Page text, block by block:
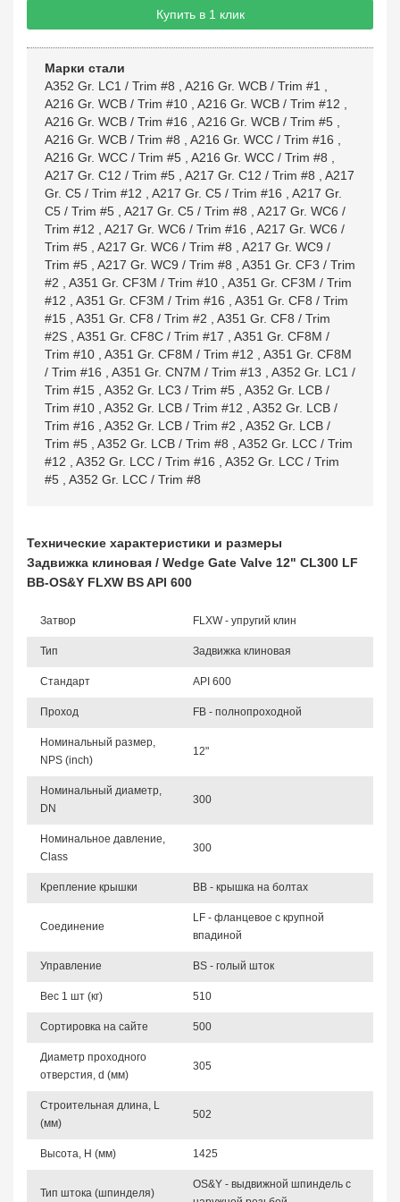
Купить в 1 клик
Марки стали
A352 Gr. LC1 / Trim #8
A216 Gr. WCB / Trim #1
A216 Gr. WCB / Trim #10
A216 Gr. WCB / Trim #12
A216 Gr. WCB / Trim #16
A216 Gr. WCB / Trim #5
A216 Gr. WCB / Trim #8
A216 Gr. WCC / Trim #16
A216 Gr. WCC / Trim #5
A216 Gr. WCC / Trim #8
A217 Gr. C12 / Trim #5
A217 Gr. C12 / Trim #8
A217
Gr. C5 / Trim #12
A217 Gr. C5 / Trim #16
A217 Gr.
C5 / Trim #5
A217 Gr. C5 / Trim #8
A217 Gr. WC6 /
Trim #12
A217 Gr. WC6 / Trim #16
A217 Gr. WC6 /
Trim #5
A217 Gr. WC6 / Trim #8
A217 Gr. WC9 /
Trim #5
A217 Gr. WC9 / Trim #8
A351 Gr. CF3 / Trim
#2
A351 Gr. CF3M / Trim #10
A351 Gr. CF3M / Trim
#12
A351 Gr. CF3M / Trim #16
A351 Gr. CF8 / Trim
#15
A351 Gr. CF8 / Trim #2
A351 Gr. CF8 / Trim
#2S
A351 Gr. CF8C / Trim #17
A351 Gr. CF8M /
Trim #10
A351 Gr. CF8M / Trim #12
A351 Gr. CF8M
/ Trim #16
A351 Gr. CN7M / Trim #13
A352 Gr. LC1 /
Trim #15
A352 Gr. LC3 / Trim #5
A352 Gr. LCB /
Trim #10
A352 Gr. LCB / Trim #12
A352 Gr. LCB /
Trim #16
A352 Gr. LCB / Trim #2
A352 Gr. LCB /
Trim #5
A352 Gr. LCB / Trim #8
A352 Gr. LCC / Trim
#12
A352 Gr. LCC / Trim #16
A352 Gr. LCC / Trim
#5
A352 Gr. LCC / Trim #8
Технические характеристики и размеры
Задвижка клиновая / Wedge Gate Valve 12" CL300 LF
BB-OS&Y FLXW BS API 600
Затвор FLXW - упругий клин
Тип Задвижка клиновая
Стандарт API 600
Проход FB - полнопроходной
Номинальный размер,
NPS (inch)
12"
Номинальный диаметр,
DN
300
Номинальное давление,
Class
300
Крепление крышки BB - крышка на болтах
Соединение
LF - фланцевое с крупной
впадиной
Управление BS - голый шток
Вес 1 шт (кг) 510
Сортировка на сайте 500
Диаметр проходного
отверстия, d (мм)
305
Строительная длина, L
(мм)
502
Высота, Н (мм) 1425
Тип штока (шпинделя)
OS&Y - выдвижной шпиндель с